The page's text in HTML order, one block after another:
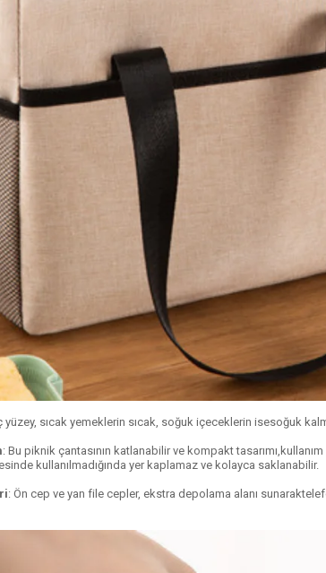
yüzey, sıcak yemeklerin sıcak, soğuk içeceklerin isesoğuk
: Bu piknik çantasının katlanabilir ve kompakt
kullanılmadığında yer kaplamaz ve kolayca saklanabilir.
: Ön cep ve yan file cepler, ekstra depolama alanı